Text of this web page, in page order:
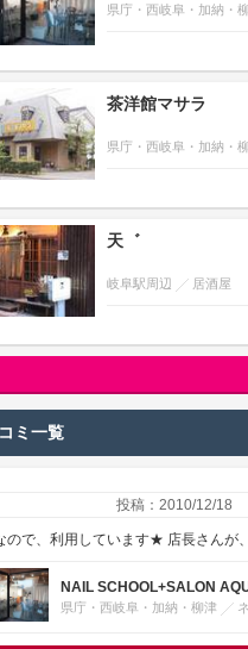
県庁・西岐阜・加納・
茶洋館マサラ
県庁・西岐阜・加納・
天゛
岐阜駅周辺 居酒屋
ミ一覧
投稿：2010/12/18
ので、利用しています★ 店長さんが
NAIL SCHOOL+SALON
県庁・西岐阜・加納・柳津